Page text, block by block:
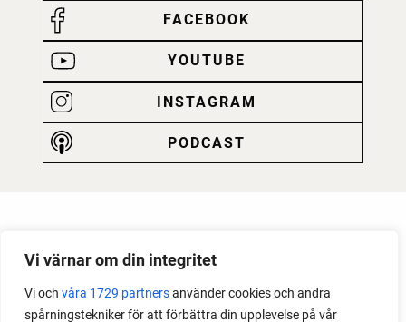
Vi värnar om din integritet
Vi och våra 1729 partnersanvänder cookies och andra
spårningstekniker för att förbättra din upplevelse på vår
FACEBOOK
YOUTUBE
INSTAGRAM
PODCAST